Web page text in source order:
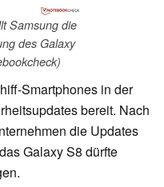
Samsung die
des Galaxy
Smartphones in der
bereit. Nach
die Updates
Galaxy S8 dürfte